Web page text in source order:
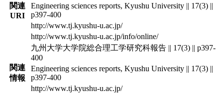
関連
URI
Engineering sciences reports, Kyushu University || 17(3) ||
p397-400
http://www.tj.kyushu-u.ac.jp/
http://www.tj.kyushu-u.ac.jp/info/online/
関連
情報
九州大学大学院総合理工学研究科報告 || 17(3) || p397-
400
Engineering sciences reports, Kyushu University || 17(3) ||
p397-400
http://www.tj.kyushu-u.ac.jp/